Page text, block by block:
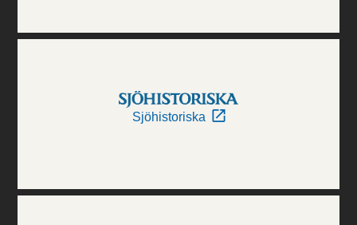
Sjöhistoriska